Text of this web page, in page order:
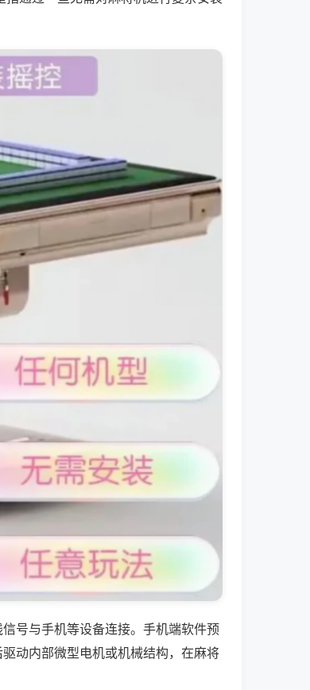
号与手机等设备连接。手机端软件预
动内部微型电机或机械结构，在麻将